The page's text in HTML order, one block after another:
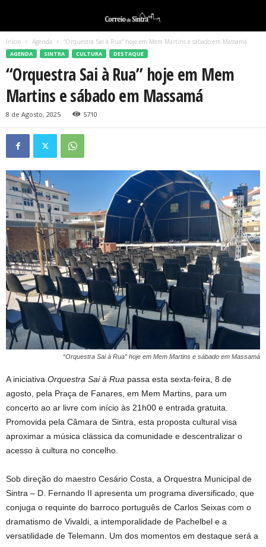
Início Agenda “Orquestra Sai à Rua” hoje em Mem Martins e sábado em Massamá
AGENDA SINTRA CULTURA DESTAQUE
“Orquestra Sai à Rua” hoje em Mem
Martins e sábado em Massamá
8 de Agosto, 2025 5710
“Orquestra Sai à Rua” hoje em Mem Martins e sábado em Massamá
A iniciativa Orquestra Sai à Rua passa esta sexta-feira, 8 de
agosto, pela Praça de Fanares, em Mem Martins, para um
concerto ao ar livre com início às 21h00 e entrada gratuita.
Promovida pela Câmara de Sintra, esta proposta cultural visa
aproximar a música clássica da comunidade e descentralizar o
acesso à cultura no concelho.
Sob direção do maestro Cesário Costa, a Orquestra Municipal de
Sintra – D. Fernando II apresenta um programa diversificado, que
conjuga o requinte do barroco português de Carlos Seixas com o
dramatismo de Vivaldi, a intemporalidade de Pachelbel e a
versatilidade de Telemann. Um dos momentos em destaque será a